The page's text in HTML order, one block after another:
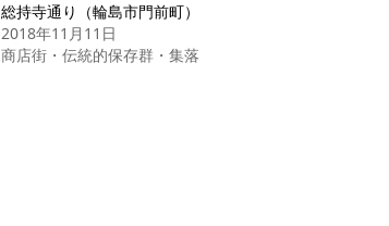
総持寺通り（輪島市門前町）
2018年11月11日
商店街・伝統的保存群・集落